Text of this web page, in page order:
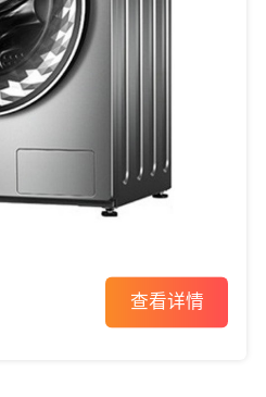
查看详情